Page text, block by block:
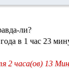
ли?
в 1 час 23
2 часа(ов) 13